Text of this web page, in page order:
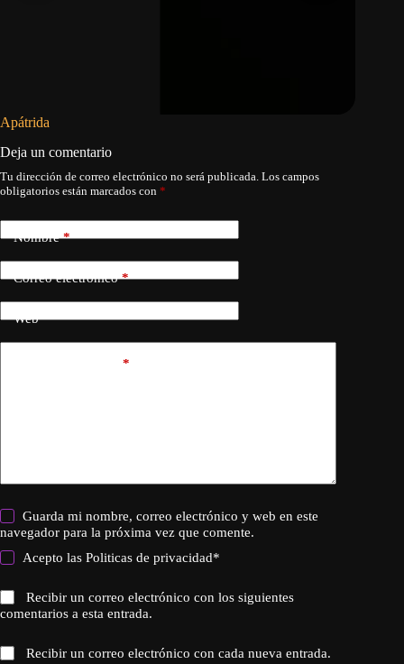
Apátrida
Deja un comentario
Tu dirección de correo electrónico no será publicada. Los campos
obligatorios están marcados con *
Nombre*
Correo electrónico*
Web
*
Guarda mi nombre, correo electrónico y web en este
navegador para la próxima vez que comente.
Acepto lasPoliticas de privacidad*
Recibir un correo electrónico con los siguientes
comentarios a esta entrada.
Recibir un correo electrónico con cada nueva entrada.